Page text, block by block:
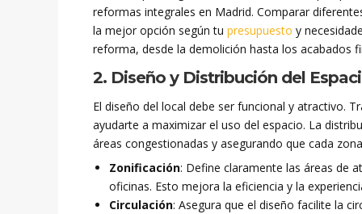
reformas integrales en Madrid. Comparar
la mejor opción según tupresupuesto y
reforma, desde la demolición hasta los acabados
2. Diseño y Distribución del
El diseño del local debe ser funcional y atractivo.
ayudarte a maximizar el uso del espacio. La
áreas congestionadas y asegurando que cada
Zonificación: Define claramente las áreas de
oficinas. Esto mejora la eficiencia y la
Circulación: Asegura que el diseño facilite la